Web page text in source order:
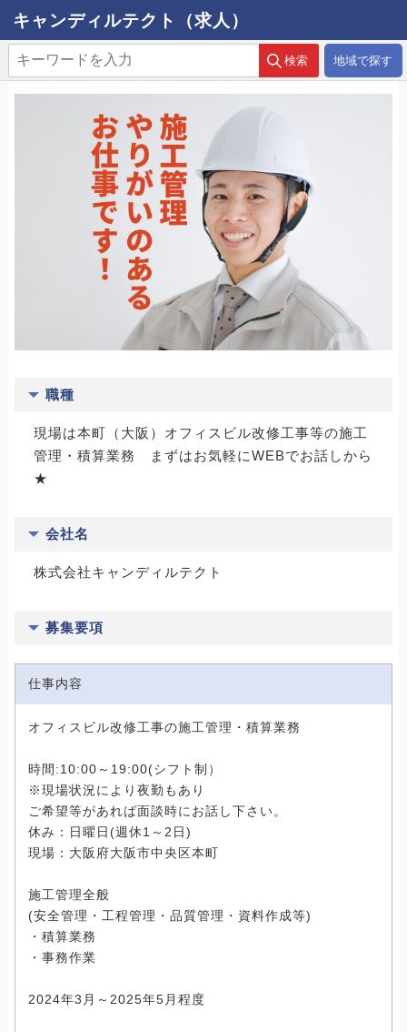
キャンディルテクト（求人）
地域で探す
職種
現場は本町（大阪）オフィスビル改修工事等の施工
管理・積算業務 まずはお気軽にWEBでお話しから
★
会社名
株式会社キャンディルテクト
募集要項
仕事内容
オフィスビル改修工事の施工管理・積算業務
時間:10:00～19:00(シフト制）
※現場状況により夜勤もあり
ご希望等があれば面談時にお話し下さい。
休み：日曜日(週休1～2日)
現場：大阪府大阪市中央区本町
施工管理全般
(安全管理・工程管理・品質管理・資料作成等)
・積算業務
・事務作業
2024年3月～2025年5月程度